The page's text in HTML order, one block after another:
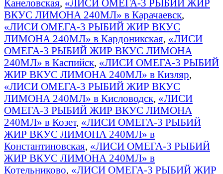
Канеловская, «ЛИСИ ОМЕГА-3 РЫБИЙ ЖИР
ВКУС ЛИМОНА 240МЛ» в Карачаевск,
«ЛИСИ ОМЕГА-3 РЫБИЙ ЖИР ВКУС
ЛИМОНА 240МЛ» в Кардоникская, «ЛИСИ
ОМЕГА-3 РЫБИЙ ЖИР ВКУС ЛИМОНА
240МЛ» в Каспийск, «ЛИСИ ОМЕГА-3 РЫБИЙ
ЖИР ВКУС ЛИМОНА 240МЛ» в Кизляр,
«ЛИСИ ОМЕГА-3 РЫБИЙ ЖИР ВКУС
ЛИМОНА 240МЛ» в Кисловодск, «ЛИСИ
ОМЕГА-3 РЫБИЙ ЖИР ВКУС ЛИМОНА
240МЛ» в Козет, «ЛИСИ ОМЕГА-3 РЫБИЙ
ЖИР ВКУС ЛИМОНА 240МЛ» в
Константиновская, «ЛИСИ ОМЕГА-3 РЫБИЙ
ЖИР ВКУС ЛИМОНА 240МЛ» в
Котельниково, «ЛИСИ ОМЕГА-3 РЫБИЙ ЖИР